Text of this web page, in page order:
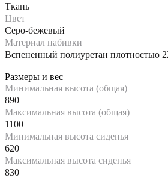
Ткань
Цвет
Серо-бежевый
Материал набивки
Вспененный полиуретан плотностью
Размеры и вес
Минимальная высота (общая)
890
Максимальная высота (общая)
1100
Минимальная высота сиденья
620
Максимальная высота сиденья
830